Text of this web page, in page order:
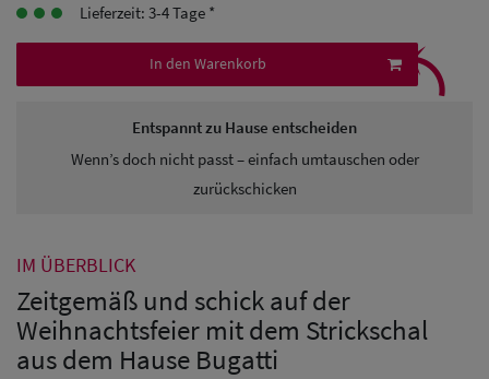
Herren UV-
Schutz Caps
Sonnenschilder
Herren
Snapback Caps
Lieferzeit: 3-4 Tage *
In den Warenkorb
Entspannt zu Hause entscheiden
Wenn’s doch nicht passt – einfach umtauschen oder
zurückschicken
⤹
IM ÜBERBLICK
Zeitgemäß und schick auf der
Weihnachtsfeier mit dem Strickschal
aus dem Hause Bugatti